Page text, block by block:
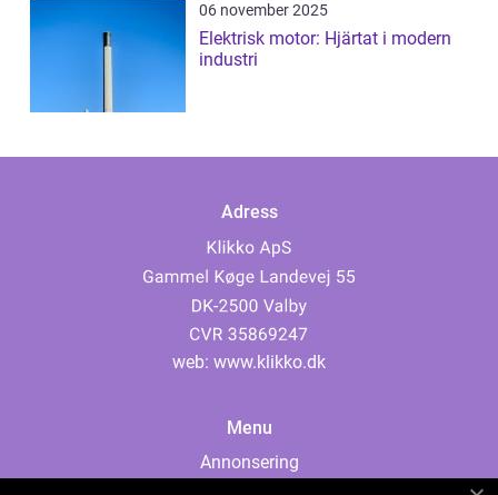
06 november 2025
Elektrisk motor: Hjärtat i modern
industri
Adress
web: www.klikko.dk
Menu
Annonsering